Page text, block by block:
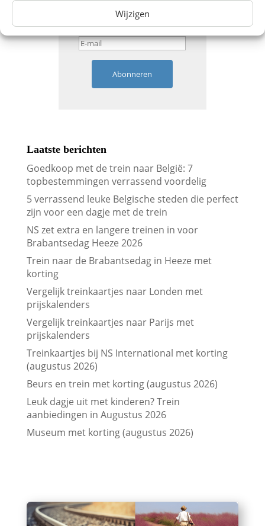
Wijzigen
Abonneren
Laatste berichten
Goedkoop met de trein naar België: 7
topbestemmingen verrassend voordelig
5 verrassend leuke Belgische steden die perfect
zijn voor een dagje met de trein
NS zet extra en langere treinen in voor
Brabantsedag Heeze 2026
Trein naar de Brabantsedag in Heeze met
korting
Vergelijk treinkaartjes naar Londen met
prijskalenders
Vergelijk treinkaartjes naar Parijs met
prijskalenders
Treinkaartjes bij NS International met korting
(augustus 2026)
Beurs en trein met korting (augustus 2026)
Leuk dagje uit met kinderen? Trein
aanbiedingen in Augustus 2026
Museum met korting (augustus 2026)